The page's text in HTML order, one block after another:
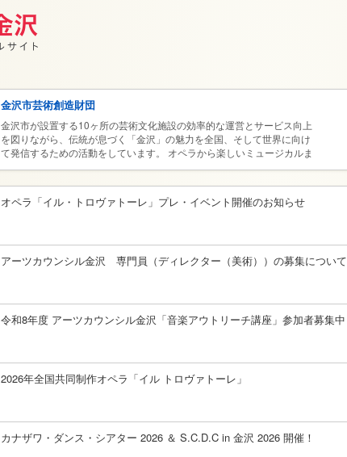
金沢市芸術創造財団
金沢市が設置する10ヶ所の芸術文化施設の効率的な運営とサービス向上
を図りながら、伝統が息づく「金沢」の魅力を全国、そして世界に向け
て発信するための活動をしています。 オペラから楽しいミュージカルま
工芸工房」「金沢湯涌創作の森」、“まるびぃ” の愛称でおなじみの「金
軽に芸術文化を楽しんでいただく機会を提供していきます。
オペラ「イル・トロヴァトーレ」プレ・イベント開催のお知らせ
アーツカウンシル金沢 専門員（ディレクター（美術））の募集について
令和8年度 アーツカウンシル金沢「音楽アウトリーチ講座」参加者募集中
2026年全国共同制作オペラ「イル トロヴァトーレ」
カナザワ・ダンス・シアター 2026 ＆ S.C.D.C in 金沢 2026 開催！